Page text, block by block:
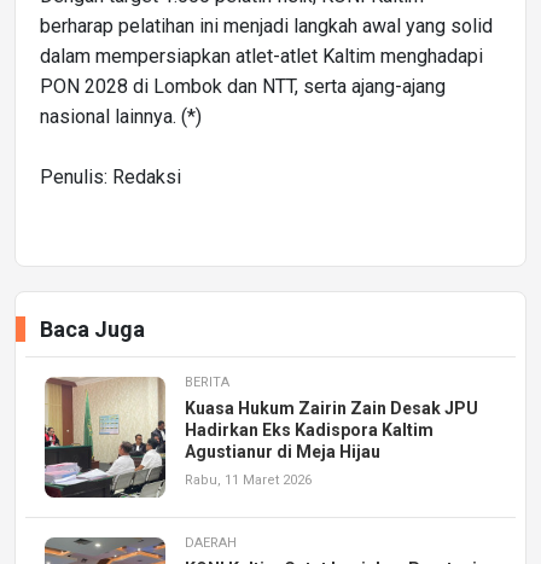
berharap pelatihan ini menjadi langkah awal yang solid
dalam mempersiapkan atlet-atlet Kaltim menghadapi
PON 2028 di Lombok dan NTT, serta ajang-ajang
nasional lainnya. (*)
Penulis: Redaksi
Baca Juga
BERITA
Kuasa Hukum Zairin Zain Desak JPU
Hadirkan Eks Kadispora Kaltim
Agustianur di Meja Hijau
Rabu, 11 Maret 2026
DAERAH